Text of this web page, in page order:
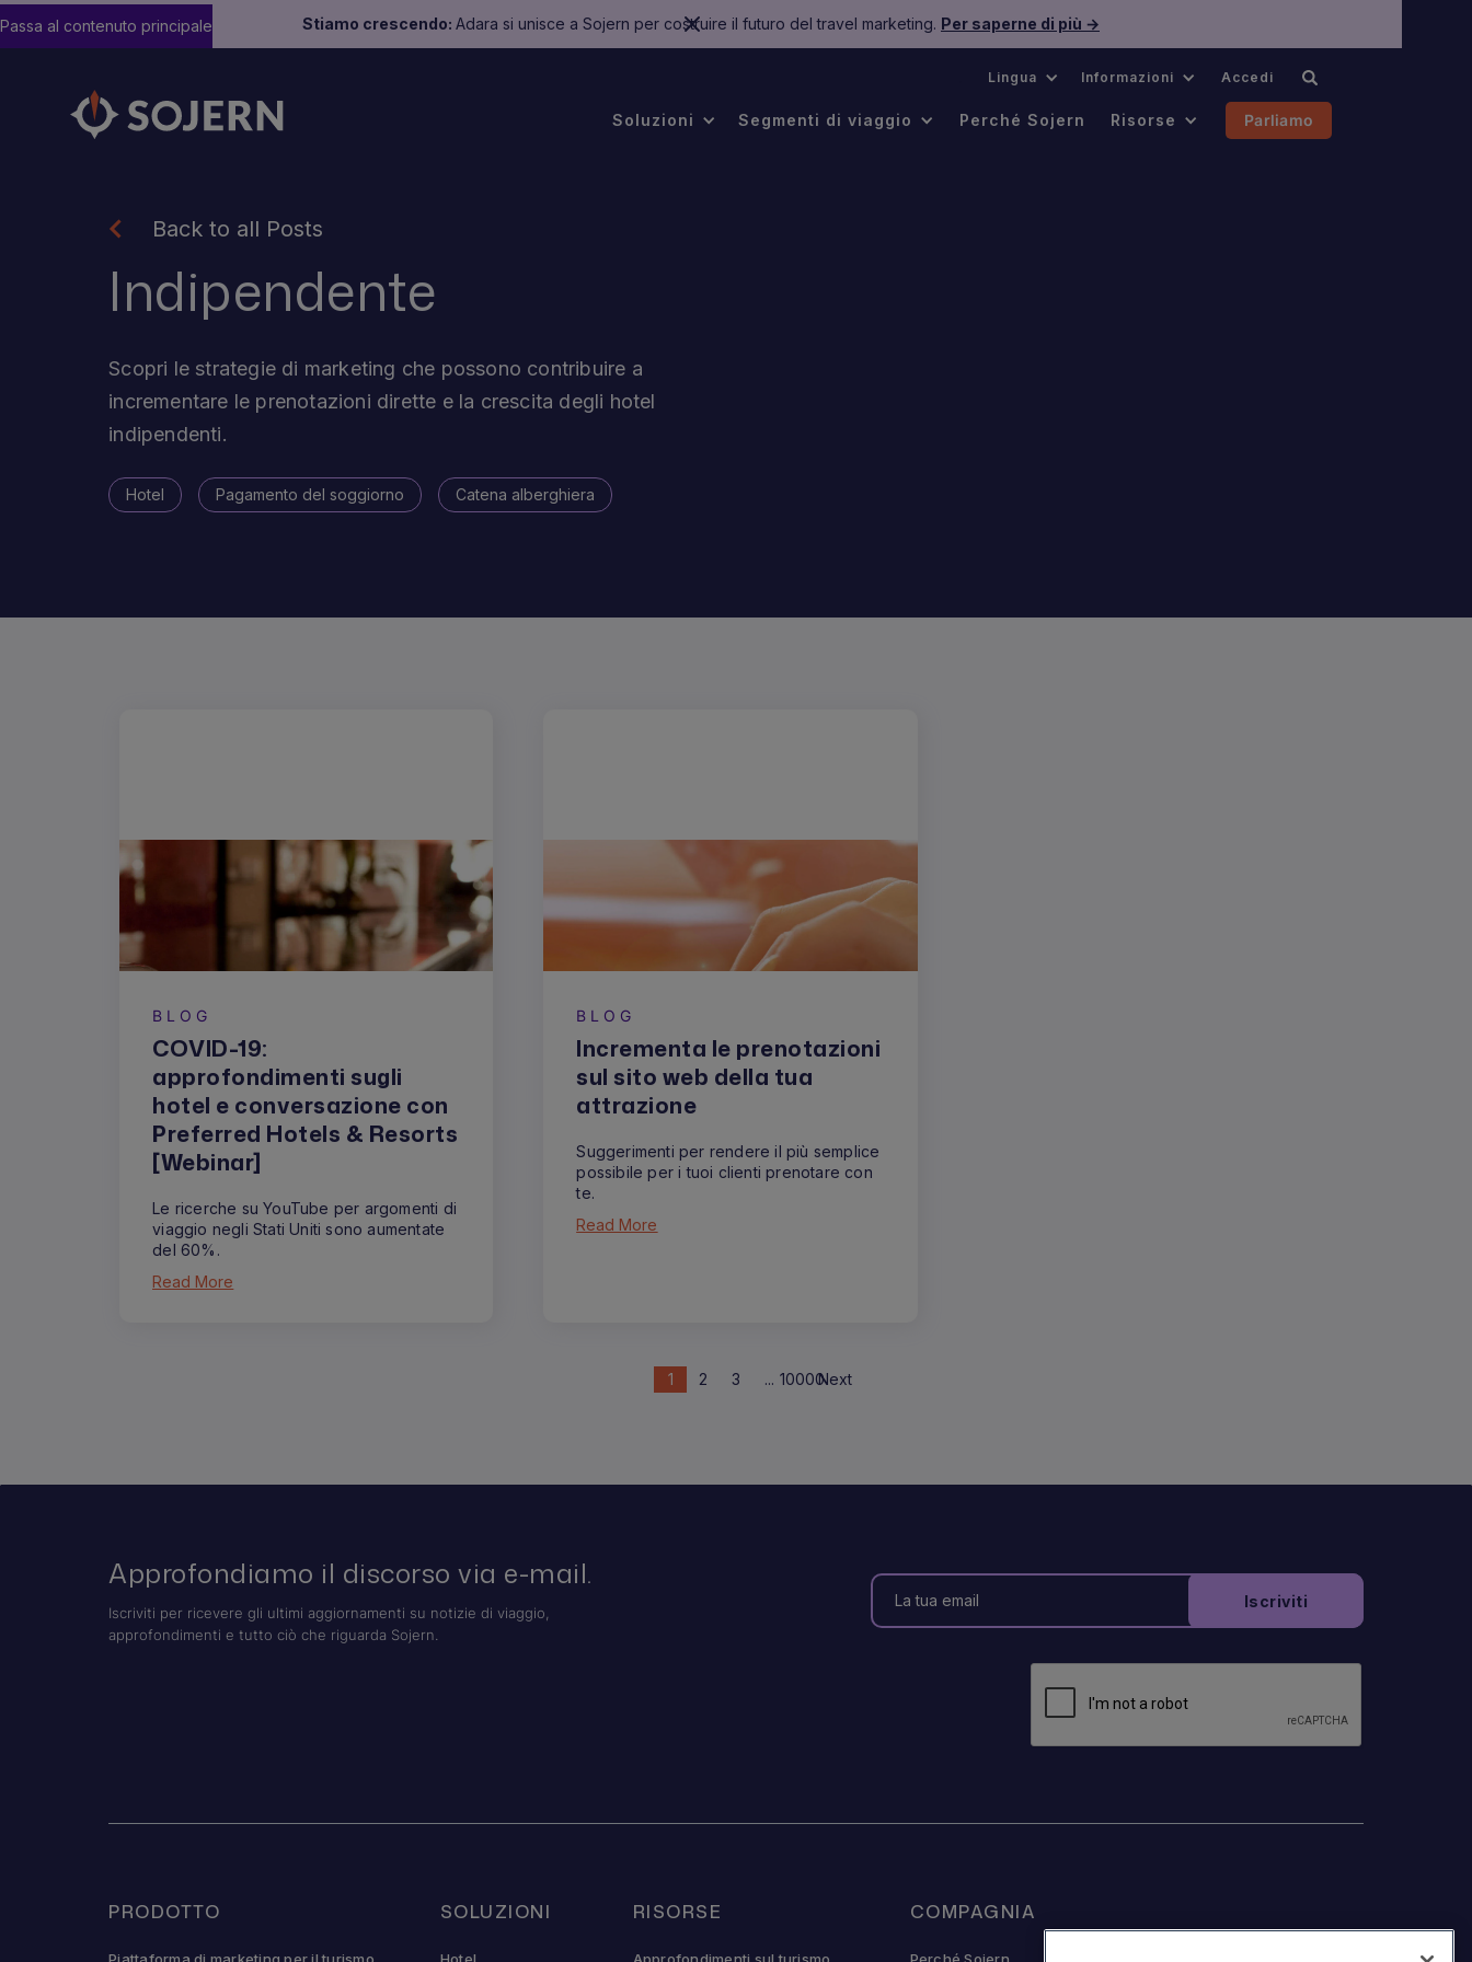
Stiamo crescendo: Adara si unisce a Sojern per costruire il futuro del travel marketing. Per saperne di più →
Passa al contenuto principale
Lingua Informazioni Accedi
Soluzioni Segmenti di viaggio Perché Sojern Risorse Parliamo
Back to all Posts
Indipendente
Scopri le strategie di marketing che possono contribuire a
incrementare le prenotazioni dirette e la crescita degli hotel
indipendenti.
Hotel Pagamento del soggiorno Catena alberghiera
BLOG
COVID-19:
approfondimenti sugli
hotel e conversazione con
Preferred Hotels & Resorts
[Webinar]
Le ricerche su YouTube per argomenti di
viaggio negli Stati Uniti sono aumentate
del 60%.
Read More
BLOG
Incrementa le prenotazioni
sul sito web della tua
attrazione
Suggerimenti per rendere il più semplice
possibile per i tuoi clienti prenotare con
te.
Read More
1 2 3 ... 10000Next
Approfondiamo il discorso via e-mail.
Iscriviti per ricevere gli ultimi aggiornamenti su notizie di viaggio,
approfondimenti e tutto ciò che riguarda Sojern.
PRODOTTO SOLUZIONI RISORSE COMPAGNIA